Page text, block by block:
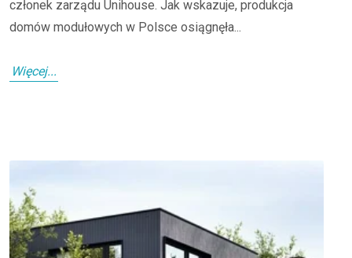
członek zarządu Unihouse. Jak wskazuje, produkcja
domów modułowych w Polsce osiągnęła...
Więcej...